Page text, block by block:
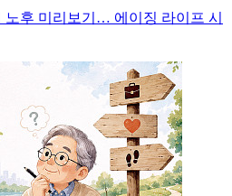
노후 미리보기… 에이징 라이프 시